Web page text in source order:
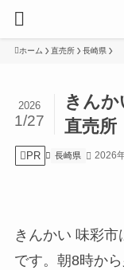
ホーム 直売所 長崎県
きんか
直売所
2026
1/27
PR 長崎県 2026
きんかい 味彩
です。朝8時か